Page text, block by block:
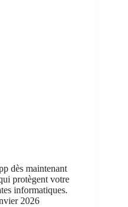
dès maintenant
protègent votre
informatiques.
2026